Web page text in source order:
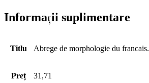
Informații suplimentare
Titlu Abrege de morphologie du
Preț 31,71